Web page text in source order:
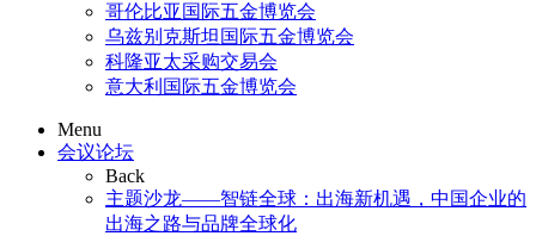
哥伦比亚国际五金博览会
乌兹别克斯坦国际五金博览会
科隆亚太采购交易会
意大利国际五金博览会
Menu
会议论坛
Back
主题沙龙——智链全球：出海新机遇，中国企业的
出海之路与品牌全球化